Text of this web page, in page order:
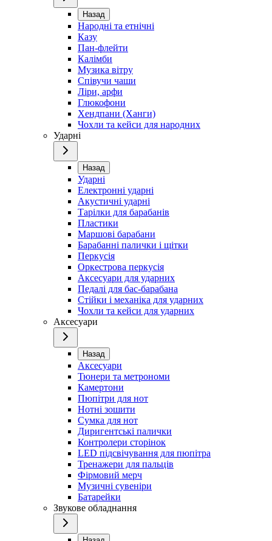
Назад
Народні та етнічні
Казу
Пан-флейти
Калімби
Музика вітру
Співучи чаши
Ліри, арфи
Глюкофони
Хендпани (Ханги)
Чохли та кейси для народних
Ударні
Назад
Ударні
Електронні ударні
Акустичні ударні
Тарілки для барабанів
Пластики
Маршові барабани
Барабанні палички і щітки
Перкусія
Оркестрова перкусія
Аксесуари для ударних
Педалі для бас-барабана
Стійки і механіка для ударних
Чохли та кейси для ударних
Аксесуари
Назад
Аксесуари
Тюнери та метрономи
Камертони
Пюпітри для нот
Нотні зошити
Сумка для нот
Диригентські палички
Контролери сторінок
LED підсвічування для пюпітра
Тренажери для пальців
Фірмовий мерч
Музичні сувеніри
Батарейки
Звукове обладнання